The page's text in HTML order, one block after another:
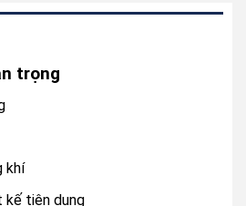
trọng
khí
kế tiện dụng